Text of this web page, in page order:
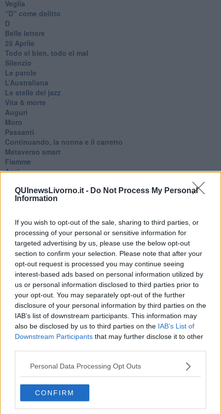
QUInewsLivorno.it - Do Not Process My Personal
Information
If you wish to opt-out of the sale, sharing to third parties, or
processing of your personal or sensitive information for
targeted advertising by us, please use the below opt-out
section to confirm your selection. Please note that after your
opt-out request is processed you may continue seeing
interest-based ads based on personal information utilized by
us or personal information disclosed to third parties prior to
your opt-out. You may separately opt-out of the further
disclosure of your personal information by third parties on the
IAB’s list of downstream participants. This information may
also be disclosed by us to third parties on the IAB’s List of
Downstream Participants that may further disclose it to other
Personal Data Processing Opt Outs
CONFIRM
Veglia
​“D” come delitto
D
Belle lettere
25 Aprile
Todo el bien, todo el mal
Silenzio
Le parole
​L’Australiana
Le stelle del jazz
Vita & morte
Auguri
Moro
Passanti
Continuando, la nonna e il carretto
Metaverso smart
Fiamme
Anzi
Utopie
Estate
Il diluvio
La classe
Pensieri incoerenti
Dal balcone
Insomnia
Il guardiano
Lo sgombero
Erodoto e Tucidide
Il padre della storia
Pensieri brevi
L'evoluzione della specie
Il servizio
Riflessioni
L'Oscuro
Cristobal
Il paese dei balocchi
Ciò che resta
La balena
Vittorio